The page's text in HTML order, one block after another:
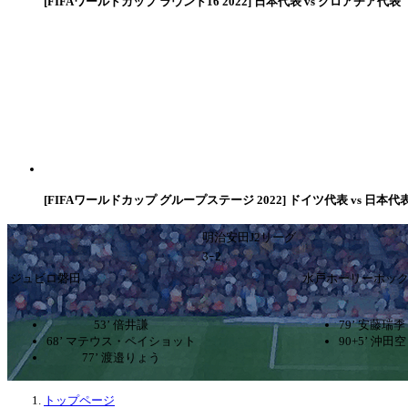
[FIFAワールドカップ グループステージ 2022] ドイツ代表 vs 日本代
明治安田J2リーグ
3ｰ2
ジュビロ磐田
水戸ホーリーホック
53’ 倍井謙
68’ マテウス・ペイショット
77’ 渡邉りょう
79’ 安藤瑞季
90+5’ 沖田空
トップページ